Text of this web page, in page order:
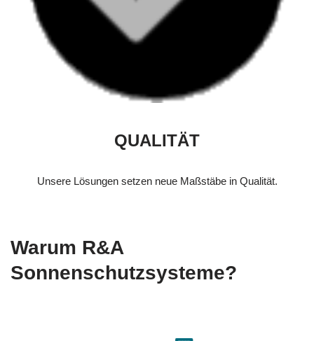
QUALITÄT
Unsere Lösungen setzen neue Maßstäbe in Qualität.
Warum R&A
Sonnenschutzsysteme?